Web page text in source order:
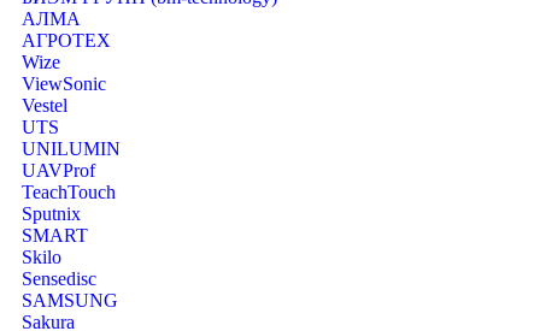
АЛМА
АГРОТЕХ
Wize
ViewSonic
Vestel
UTS
UNILUMIN
UAVProf
TeachTouch
Sputnix
SMART
Skilo
Sensedisc
SAMSUNG
Sakura